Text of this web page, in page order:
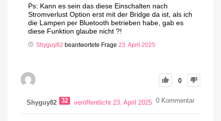
Ps: Kann es sein das diese Einschalten nach
Stromverlust Option erst mit der Bridge da ist, als ich
die Lampen per Bluetooth betrieben habe, gab es
diese Funktion glaube nicht ?!
Shyguy82 beantwortete Frage 23. April 2025
0
Shyguy82 32 veröffentlicht 23. April 2025 0 Kommentar